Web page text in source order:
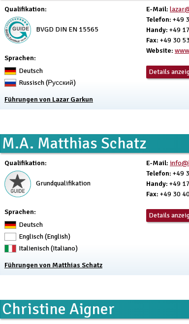
Qualifikation:
BVGD DIN EN 15565
Sprachen:
Deutsch
Russisch (Русский)
E-Mail:
Telefon: +49
Handy: +49
Fax: +49 30
Website:
Details
Führungen von Lazar Garkun
M.A. Matthias Schatz
Qualifikation:
Grundqualifikation
Sprachen:
Deutsch
Englisch (English)
Italienisch (Italiano)
E-Mail:
Telefon: +49
Handy: +49
Fax: +49 30
Details
Führungen von Matthias Schatz
Christine Aigner